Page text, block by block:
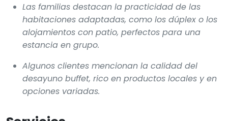
Las familias destacan la practicidad de las
habitaciones adaptadas, como los dúplex o los
alojamientos con patio, perfectos para una
estancia en grupo.
Algunos clientes mencionan la calidad del
desayuno buffet, rico en productos locales y en
opciones variadas.